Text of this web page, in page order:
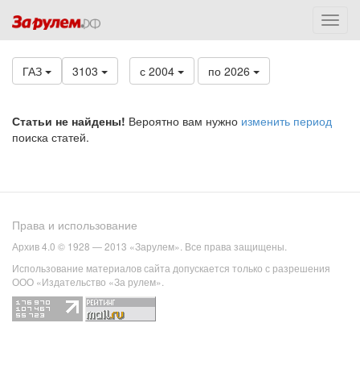
ГАЗ 3103 с 2004 по 2026
Статьи не найдены! Вероятно вам нужно изменить период
поиска статей.
Права и использование
Архив 4.0 © 1928 — 2013 «Зарулем». Все права защищены.
Использование материалов сайта допускается только с разрешения
ООО «Издательство «За рулем».